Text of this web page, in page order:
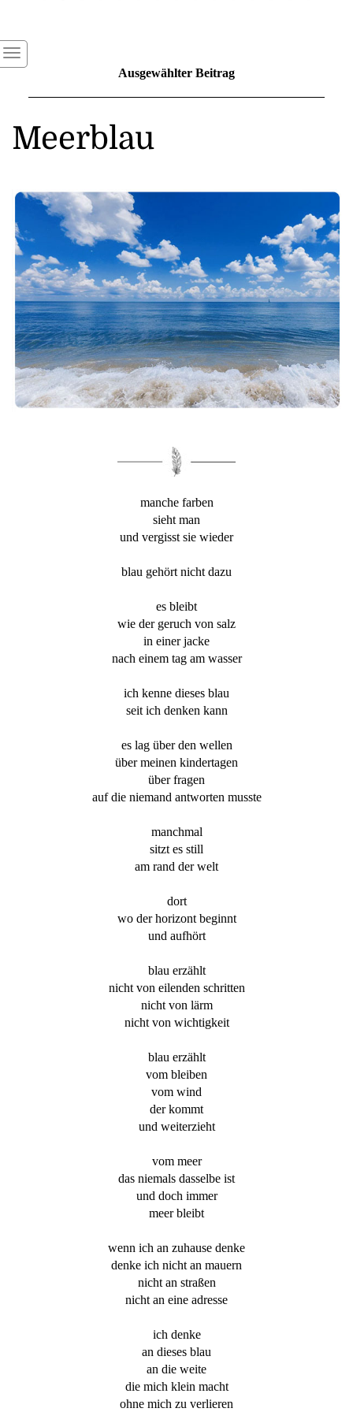
Ausgewählter Beitrag
Meerblau
manche farben
sieht man
und vergisst sie wieder
blau gehört nicht dazu
es bleibt
wie der geruch von salz
in einer jacke
nach einem tag am wasser
ich kenne dieses blau
seit ich denken kann
es lag über den wellen
über meinen kindertagen
über fragen
auf die niemand antworten musste
manchmal
sitzt es still
am rand der welt
dort
wo der horizont beginnt
und aufhört
blau erzählt
nicht von eilenden schritten
nicht von lärm
nicht von wichtigkeit
blau erzählt
vom bleiben
vom wind
der kommt
und weiterzieht
vom meer
das niemals dasselbe ist
und doch immer
meer bleibt
wenn ich an zuhause denke
denke ich nicht an mauern
nicht an straßen
nicht an eine adresse
ich denke
an dieses blau
an die weite
die mich klein macht
ohne mich zu verlieren